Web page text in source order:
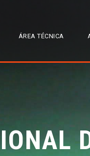
ÁREA TÉCNICA